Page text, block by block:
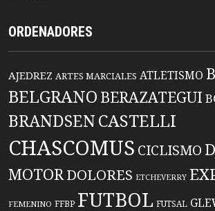
ORDENADORES
AJEDREZ ARTES MARCIALES ATLETISMO
BELGRANO BERAZATEGUI
BRANDSENCASTELLI
CHASCOMUS CICLISMO
MOTORDOLORES ETCHEVERRY
FEMENINO FFBP FUTBOL FUTSAL